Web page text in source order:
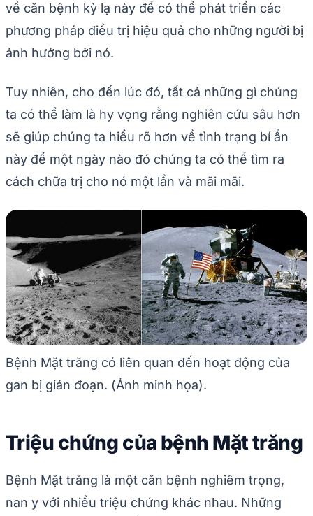
về căn bệnh kỳ lạ này để có thể phát triển các
phương pháp điều trị hiệu quả cho những người bị
ảnh hưởng bởi nó.
Tuy nhiên, cho đến lúc đó, tất cả những gì chúng
ta có thể làm là hy vọng rằng nghiên cứu sâu hơn
sẽ giúp chúng ta hiểu rõ hơn về tình trạng bí ẩn
này để một ngày nào đó chúng ta có thể tìm ra
cách chữa trị cho nó một lần và mãi mãi.
Bệnh Mặt trăng có liên quan đến hoạt động của
gan bị gián đoạn. (Ảnh minh họa).
Triệu chứng của bệnh Mặt trăng
Bệnh Mặt trăng là một căn bệnh nghiêm trọng,
nan y với nhiều triệu chứng khác nhau. Những